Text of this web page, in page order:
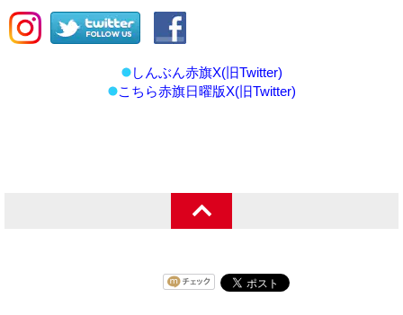
しんぶん赤旗X(旧Twitter)
こちら赤旗日曜版X(旧Twitter)